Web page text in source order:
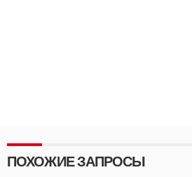
ПОХОЖИЕ ЗАПРОСЫ